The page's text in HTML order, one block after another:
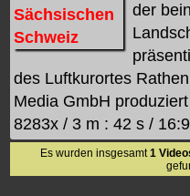
der
des Luftkurortes
Media GmbH
8283x / 3 m : 42 s / 16:9
Es wurden insgesamt1